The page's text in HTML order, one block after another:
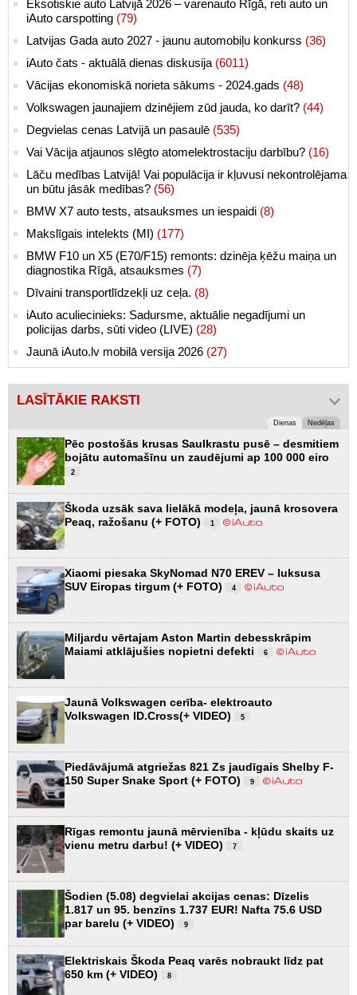
Eksotiskie auto Latvijā 2026 – varenauto Rīgā, reti auto un
iAuto carspotting (79)
Latvijas Gada auto 2027 - jaunu automobiļu konkurss (36)
iAuto čats - aktuālā dienas diskusija (6011)
Vācijas ekonomiskā norieta sākums - 2024.gads (48)
Volkswagen jaunajiem dzinējiem zūd jauda, ko darīt? (44)
Degvielas cenas Latvijā un pasaulē (535)
Vai Vācija atjaunos slēgto atomelektrostaciju darbību? (16)
Lāču medības Latvijā! Vai populācija ir kļuvusi nekontrolējama
un būtu jāsāk medības? (56)
BMW X7 auto tests, atsauksmes un iespaidi (8)
Makslīgais intelekts (MI) (177)
BMW F10 un X5 (E70/F15) remonts: dzinēja ķēžu maiņa un
diagnostika Rīgā, atsauksmes (7)
Dīvaini transportlīdzekļi uz ceļa. (8)
iAuto aculiecinieks: Sadursme, aktuālie negadījumi un
policijas darbs, sūti video (LIVE) (28)
Jaunā iAuto.lv mobilā versija 2026 (27)
LASĪTĀKIE RAKSTI
Dienas Nedēļas
Pēc postošās krusas Saulkrastu pusē – desmitiem
bojātu automašīnu un zaudējumi ap 100 000 eiro
2
Škoda uzsāk sava lielākā modeļa, jaunā krosovera
Peaq, ražošanu (+ FOTO)
1
Xiaomi piesaka SkyNomad N70 EREV – luksusa
SUV Eiropas tirgum (+ FOTO)
4
Miljardu vērtajam Aston Martin debesskrāpim
Maiami atklājušies nopietni defekti
6
Jaunā Volkswagen cerība- elektroauto
Volkswagen ID.Cross(+ VIDEO)
5
Piedāvājumā atgriežas 821 Zs jaudīgais Shelby F-
150 Super Snake Sport (+ FOTO)
9
Rīgas remontu jaunā mērvienība - kļūdu skaits uz
vienu metru darbu! (+ VIDEO)
7
Šodien (5.08) degvielai akcijas cenas: Dīzelis
1.817 un 95. benzīns 1.737 EUR! Nafta 75.6 USD
par barelu (+ VIDEO)
9
Elektriskais Škoda Peaq varēs nobraukt līdz pat
650 km (+ VIDEO)
8